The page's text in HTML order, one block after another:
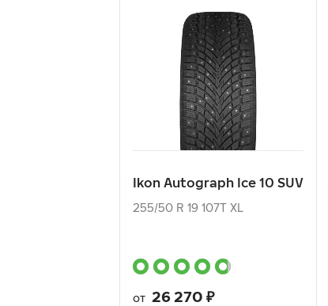
Ikon Autograph Ice 10 SUV
255/50 R 19 107T XL
от 26 270 ₽
Ikon Autograph Ice 10 SUV
255/50 R 19 107T XL
КУПИТЬ